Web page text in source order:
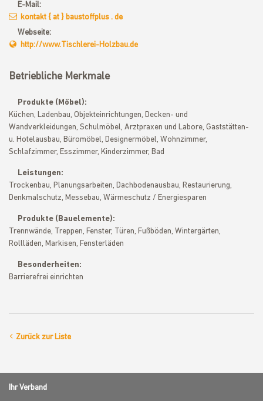
E-Mail:
kontakt { at } baustoffplus . de
Webseite:
http://www.Tischlerei-Holzbau.de
Betriebliche Merkmale
Produkte (Möbel):
Küchen, Ladenbau, Objekteinrichtungen, Decken- und
Wandverkleidungen, Schulmöbel, Arztpraxen und Labore, Gaststätten-
u. Hotelausbau, Büromöbel, Designermöbel, Wohnzimmer,
Schlafzimmer, Esszimmer, Kinderzimmer, Bad
Leistungen:
Trockenbau, Planungsarbeiten, Dachbodenausbau, Restaurierung,
Denkmalschutz, Messebau, Wärmeschutz / Energiesparen
Produkte (Bauelemente):
Trennwände, Treppen, Fenster, Türen, Fußböden, Wintergärten,
Rollläden, Markisen, Fensterläden
Besonderheiten:
Barrierefrei einrichten
Zurück zur Liste
Ihr Verband